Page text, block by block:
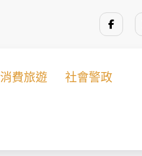
消費旅遊 社會警政